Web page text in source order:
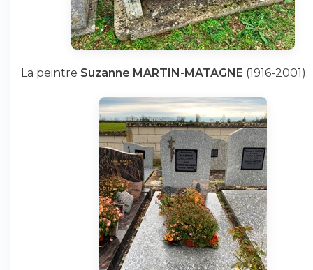
La peintre Suzanne MARTIN-MATAGNE (1916-2001).